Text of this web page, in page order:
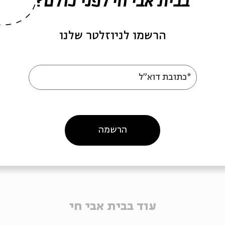
הירוק הירוק הזה -מפגש
עוד בבית אבי חי
הרשמו לניוזלטר שלנו
*כתובת דוא"ל
הרשמה